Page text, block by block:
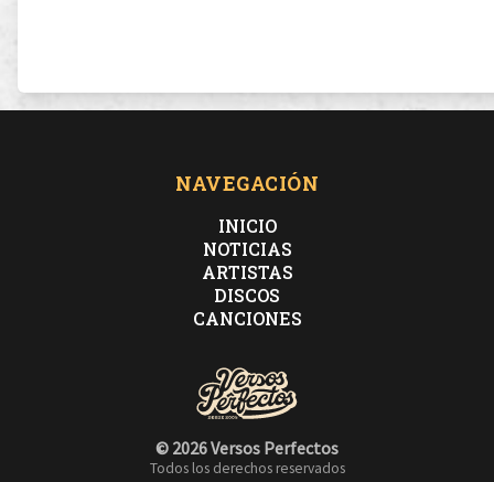
NAVEGACIÓN
INICIO
NOTICIAS
ARTISTAS
DISCOS
CANCIONES
© 2026 Versos Perfectos
Todos los derechos reservados